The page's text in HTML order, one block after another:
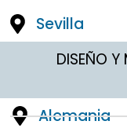
Sevilla
DISEÑO Y
Alemania